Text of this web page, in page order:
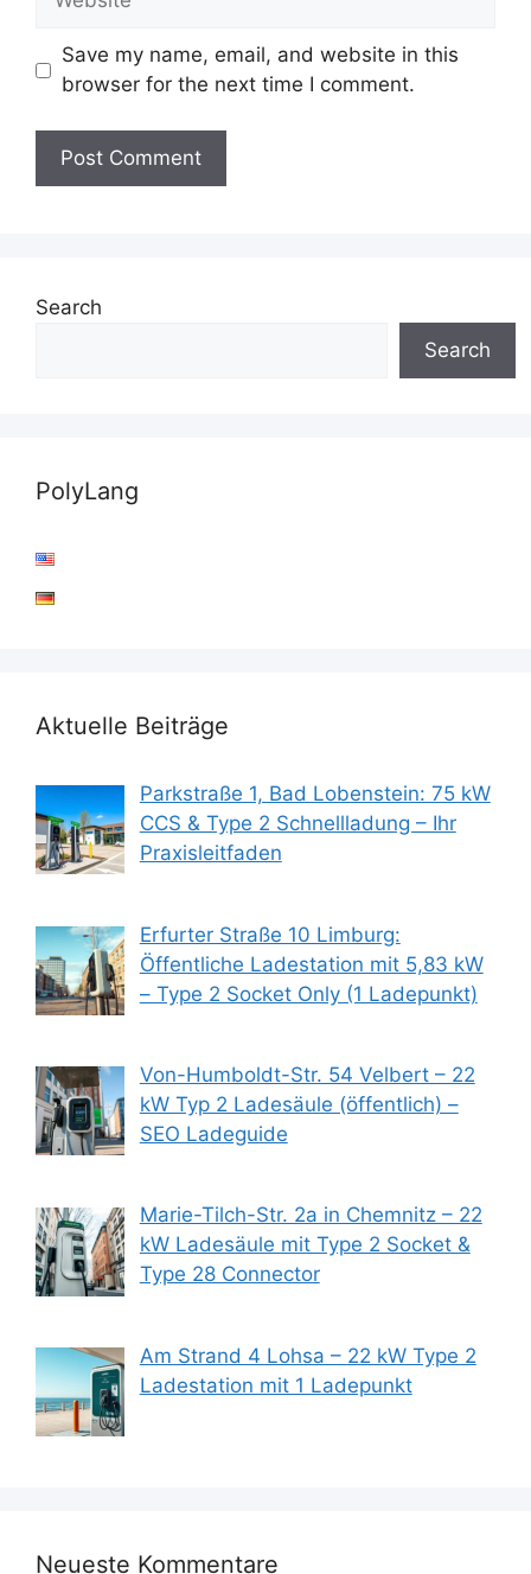
Save my name, email, and website in this
browser for the next time I comment.
Search
Search
PolyLang
Aktuelle Beiträge
Parkstraße 1, Bad Lobenstein: 75 kW
CCS & Type 2 Schnellladung – Ihr
Praxisleitfaden
Erfurter Straße 10 Limburg:
Öffentliche Ladestation mit 5,83 kW
– Type 2 Socket Only (1 Ladepunkt)
Von-Humboldt-Str. 54 Velbert – 22
kW Typ 2 Ladesäule (öffentlich) –
SEO Ladeguide
Marie-Tilch-Str. 2a in Chemnitz – 22
kW Ladesäule mit Type 2 Socket &
Type 28 Connector
Am Strand 4 Lohsa – 22 kW Type 2
Ladestation mit 1 Ladepunkt
Neueste Kommentare